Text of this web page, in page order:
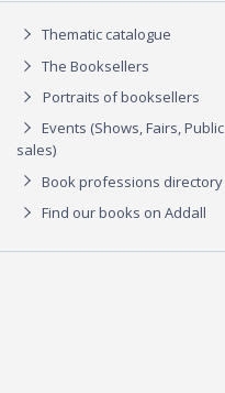
Thematic catalogue
The Booksellers
Portraits of booksellers
Events (Shows, Fairs, Public
sales)
Book professions directory
Find our books on Addall